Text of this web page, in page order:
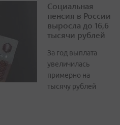
Социальная
пенсия в России
выросла до 16,6
тысячи рублей
За год выплата
увеличилась
примерно на
тысячу рублей